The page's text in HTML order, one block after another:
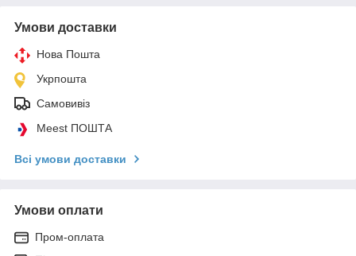
Умови доставки
Нова Пошта
Укрпошта
Самовивіз
Meest ПОШТА
Всі умови доставки
Умови оплати
Пром-оплата